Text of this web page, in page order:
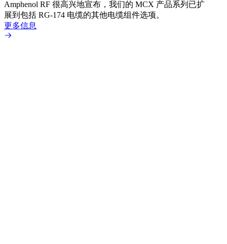
Amphenol RF 很高兴地宣布，我们的 MCX 产品系列已扩
展到包括 RG-174 电缆的其他电缆组件选项。
更多信息